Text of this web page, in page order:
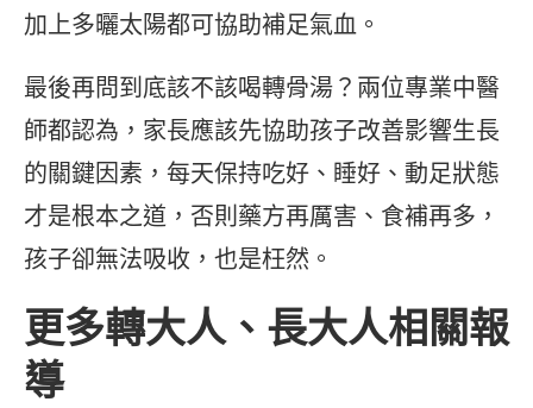
加上多曬太陽都可協助補足氣血。
最後再問到底該不該喝轉骨湯？兩位專業中醫
師都認為，家長應該先協助孩子改善影響生長
的關鍵因素，每天保持吃好、睡好、動足狀態
才是根本之道，否則藥方再厲害、食補再多，
孩子卻無法吸收，也是枉然。
更多轉大人、長大人相關報
導